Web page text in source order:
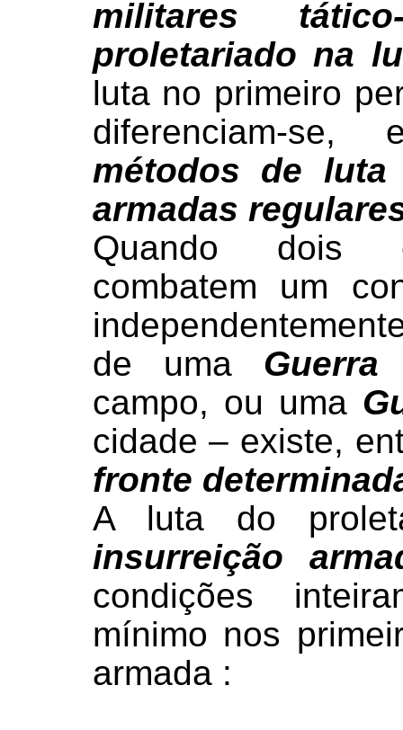
militares
proletariado na
luta no primeiro
diferenciam-se,
métodos de
armadas
Quando dois
combatem um
de uma
campo, ou uma
cidade – existe,
fronte
A luta do
insurreição
condições
mínimo nos
armada :